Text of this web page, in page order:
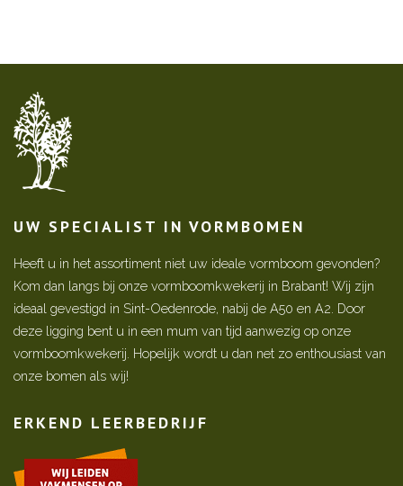
UW SPECIALIST IN VORMBOMEN
Heeft u in het assortiment niet uw ideale vormboom gevonden?
Kom dan langs bij onze vormboomkwekerij in Brabant! Wij zijn
ideaal gevestigd in Sint-Oedenrode, nabij de A50 en A2. Door
deze ligging bent u in een mum van tijd aanwezig op onze
vormboomkwekerij. Hopelijk wordt u dan net zo enthousiast van
onze bomen als wij!
ERKEND LEERBEDRIJF